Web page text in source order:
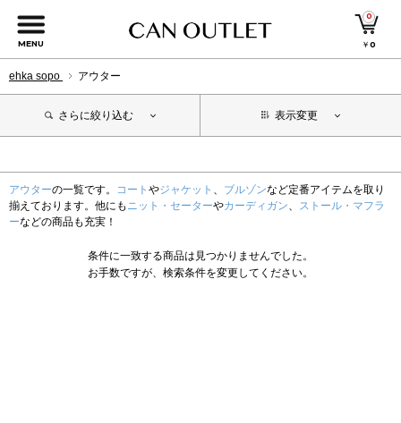
MENU
0
￥0
ehka sopo アウター
さらに絞り込む 表示変更
アウターの一覧です。 コート やジャケット 、 ブルゾンなど定番アイテムを取り
揃えております。他にも ニット・セーターやカーディガン、 ストール・マフラ
ーなどの商品も充実！
条件に一致する商品は見つかりませんでした。
お手数ですが、検索条件を変更してください。